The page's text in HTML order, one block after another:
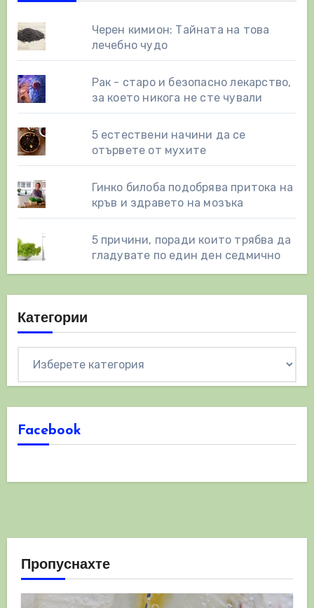
Черен кимион: Тайната на това
лечебно чудо
Рак - старо и безопасно лекарство,
за което никога не сте чували
5 естествени начини да се
отървете от мухите
Гинко билоба подобрява притока на
кръв и здравето на мозъка
5 причини, поради които трябва да
гладувате по един ден седмично
Категории
Facebook
Пропуснахте